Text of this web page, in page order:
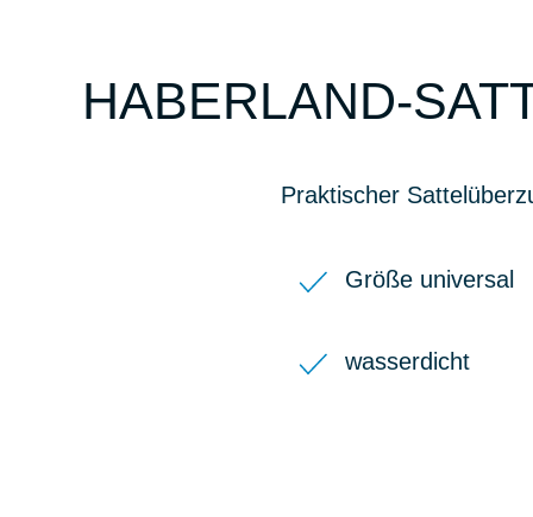
HABERLAND-
Praktischer
Größe universal
wasserdicht